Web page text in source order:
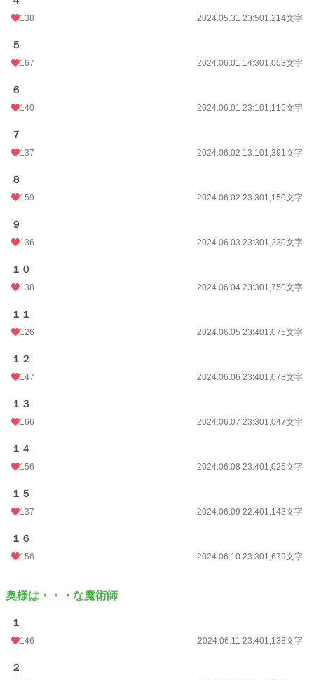
138 2024.05.31 23:501,214文字
５
167 2024.06.01 14:301,053文字
６
140 2024.06.01 23:101,115文字
７
137 2024.06.02 13:101,391文字
８
159 2024.06.02 23:301,150文字
９
136 2024.06.03 23:301,230文字
１０
138 2024.06.04 23:301,750文字
１１
126 2024.06.05 23:401,075文字
１２
147 2024.06.06 23:401,078文字
１３
166 2024.06.07 23:301,047文字
１４
156 2024.06.08 23:401,025文字
１５
137 2024.06.09 22:401,143文字
１６
156 2024.06.10 23:301,679文字
奥様は・・・な魔術師
１
146 2024.06.11 23:401,138文字
２